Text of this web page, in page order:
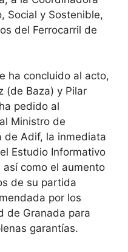
Social y Sostenible,
del Ferrocarril de
ha concluido al acto,
(de Baza) y Pilar
pedido al
Ministro de
de Adif, la inmediata
Estudio Informativo
como el aumento
de su partida
por los
de Granada para
garantías.